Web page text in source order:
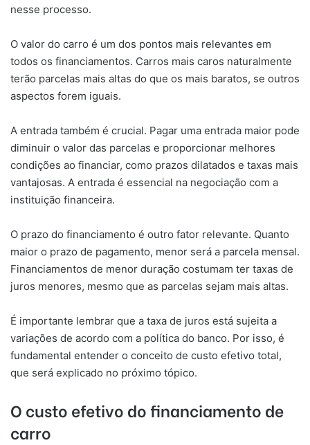
nesse processo.
O valor do carro é um dos pontos mais relevantes em
todos os financiamentos. Carros mais caros naturalmente
terão parcelas mais altas do que os mais baratos, se outros
aspectos forem iguais.
A entrada também é crucial. Pagar uma entrada maior pode
diminuir o valor das parcelas e proporcionar melhores
condições ao financiar, como prazos dilatados e taxas mais
vantajosas. A entrada é essencial na negociação com a
instituição financeira.
O prazo do financiamento é outro fator relevante. Quanto
maior o prazo de pagamento, menor será a parcela mensal.
Financiamentos de menor duração costumam ter taxas de
juros menores, mesmo que as parcelas sejam mais altas.
É importante lembrar que a taxa de juros está sujeita a
variações de acordo com a política do banco. Por isso, é
fundamental entender o conceito de custo efetivo total,
que será explicado no próximo tópico.
O custo efetivo do financiamento de
carro